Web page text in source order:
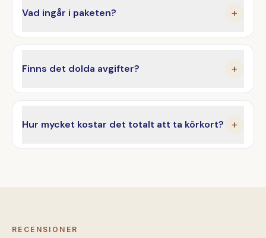
Vad ingår i paketen? +
Finns det dolda avgifter? +
Hur mycket kostar det totalt att ta körkort? +
RECENSIONER